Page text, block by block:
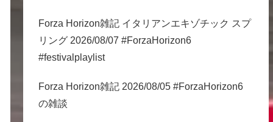
Forza Horizon雑記 イタリアンエキゾチック スプ
リング 2026/08/07 #ForzaHorizon6
#festivalplaylist
Forza Horizon雑記 2026/08/05 #ForzaHorizon6
の雑談